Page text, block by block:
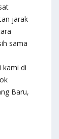
jarak
sama
kami di
Baru,